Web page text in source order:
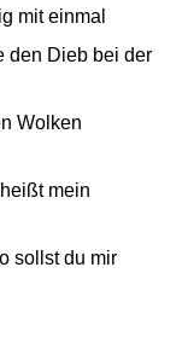
mit einmal
den Dieb bei der
Wolken
mein
sollst du mir